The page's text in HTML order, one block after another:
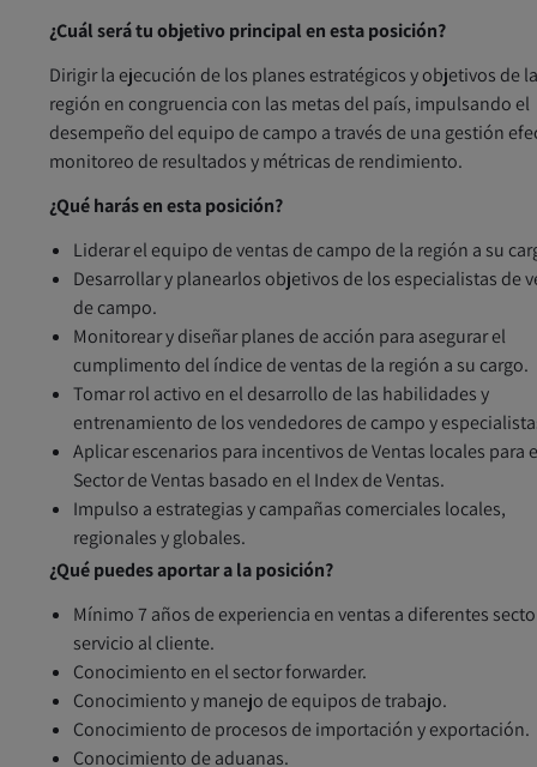
¿Cuál será tu objetivo principal en esta posición?
Dirigir la ejecución de los planes estratégicos y objetivos de
región en congruencia con las metas del país, impulsando el
desempeño del equipo de campo a través de una gestión
monitoreo de resultados y métricas de rendimiento.
¿Qué harás en esta posición?
Liderar el equipo de ventas de campo de la región a su
Desarrollar y planearlos objetivos de los especialistas de
de campo.
Monitorear y diseñar planes de acción para asegurar el
cumplimento del índice de ventas de la región a su cargo.
Tomar rol activo en el desarrollo de las habilidades y
entrenamiento de los vendedores de campo y
Aplicar escenarios para incentivos de Ventas locales para
Sector de Ventas basado en el Index de Ventas.
Impulso a estrategias y campañas comerciales locales,
regionales y globales.
¿Qué puedes aportar a la posición?
Mínimo 7 años de experiencia en ventas a diferentes
servicio al cliente.
Conocimiento en el sector forwarder.
Conocimiento y manejo de equipos de trabajo.
Conocimiento de procesos de importación y exportación.
Conocimiento de aduanas.